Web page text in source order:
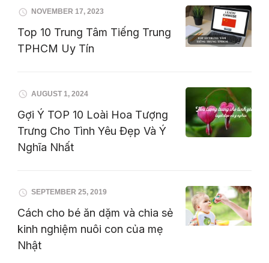
NOVEMBER 17, 2023
Top 10 Trung Tâm Tiếng Trung
TPHCM Uy Tín
AUGUST 1, 2024
Gợi Ý TOP 10 Loài Hoa Tượng
Trưng Cho Tình Yêu Đẹp Và Ý
Nghĩa Nhất
SEPTEMBER 25, 2019
Cách cho bé ăn dặm và chia sẻ
kinh nghiệm nuôi con của mẹ
Nhật